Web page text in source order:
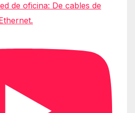
de oficina: De cables de